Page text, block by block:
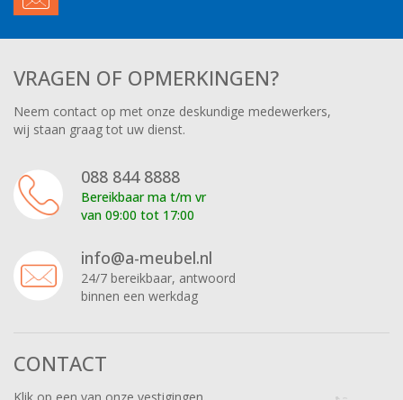
VRAGEN OF OPMERKINGEN?
Neem contact op met onze deskundige medewerkers,
wij staan graag tot uw dienst.
088 844 8888
Bereikbaar ma t/m vr
van 09:00 tot 17:00
info@a-meubel.nl
24/7 bereikbaar, antwoord
binnen een werkdag
CONTACT
Klik op een van onze vestigingen.